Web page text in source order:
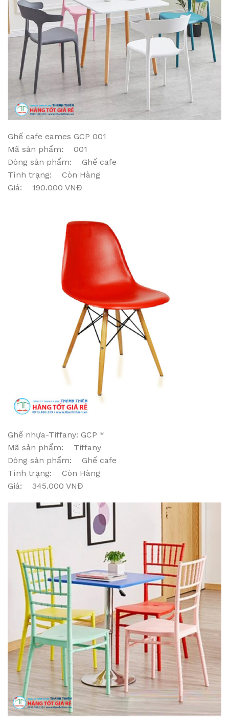
Ghế cafe eames GCP 001
Mã sản phẩm: 001
Dòng sản phẩm: Ghế cafe
Tình trạng: Còn Hàng
Giá: 190.000 VNĐ
Ghế nhựa-Tiffany: GCP *
Mã sản phẩm: Tiffany
Dòng sản phẩm: Ghế cafe
Tình trạng: Còn Hàng
Giá: 345.000 VNĐ